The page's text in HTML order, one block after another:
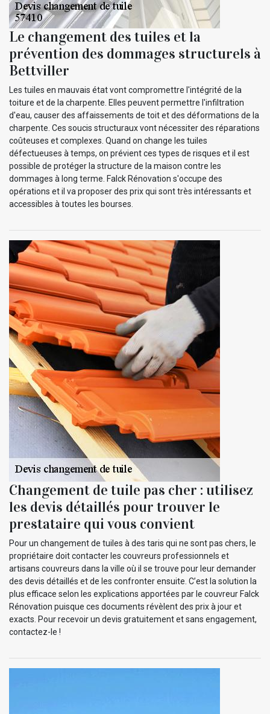
Le changement des tuiles et la
prévention des dommages structurels à
Bettviller
Les tuiles en mauvais état vont compromettre l'intégrité de la
toiture et de la charpente. Elles peuvent permettre l'infiltration
d'eau, causer des affaissements de toit et des déformations de la
charpente. Ces soucis structuraux vont nécessiter des réparations
coûteuses et complexes. Quand on change les tuiles
défectueuses à temps, on prévient ces types de risques et il est
possible de protéger la structure de la maison contre les
dommages à long terme. Falck Rénovation s'occupe des
opérations et il va proposer des prix qui sont très intéressants et
accessibles à toutes les bourses.
Changement de tuile pas cher : utilisez
les devis détaillés pour trouver le
prestataire qui vous convient
Pour un changement de tuiles à des taris qui ne sont pas chers, le
propriétaire doit contacter les couvreurs professionnels et
artisans couvreurs dans la ville où il se trouve pour leur demander
des devis détaillés et de les confronter ensuite. C’est la solution la
plus efficace selon les explications apportées par le couvreur Falck
Rénovation puisque ces documents révèlent des prix à jour et
exacts. Pour recevoir un devis gratuitement et sans engagement,
contactez-le !